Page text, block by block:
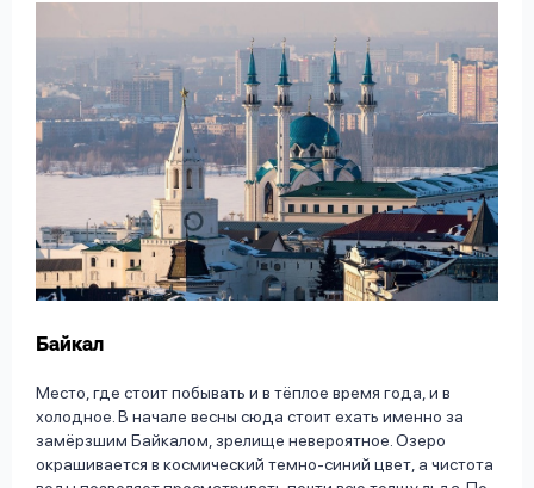
Байкал
Место, где стоит побывать и в тёплое время года, и в
холодное. В начале весны сюда стоит ехать именно за
замёрзшим Байкалом, зрелище невероятное. Озеро
окрашивается в космический темно-синий цвет, а чистота